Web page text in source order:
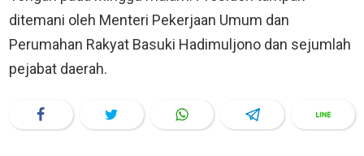
ditemani oleh Menteri Pekerjaan Umum dan
Perumahan Rakyat Basuki Hadimuljono dan sejumlah
pejabat daerah.